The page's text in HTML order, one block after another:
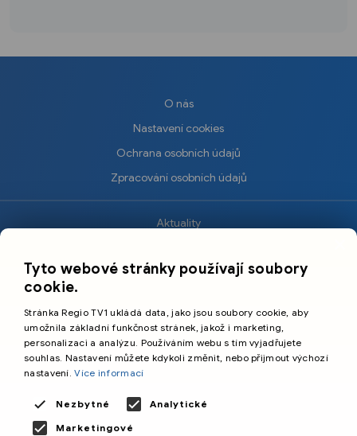
O nás
Nastavení cookies
Ochrana osobních údajů
Zpracování osobních údajů
Aktuality
Sport
Cestování
Primetime Media s.r.o.
Tyto webové stránky používají soubory
cookie.
Stránka Regio TV1 ukládá data, jako jsou soubory cookie, aby
umožnila základní funkčnost stránek, jakož i marketing,
personalizaci a analýzu. Používáním webu s tím vyjadřujete
souhlas. Nastavení můžete kdykoli změnit, nebo přijmout výchozí
nastavení.Více informací
Nezbytné
Analytické
Marketingové